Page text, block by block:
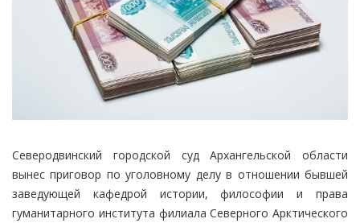
Северодвинский городской суд Архангельской области
вынес приговор по уголовному делу в отношении бывшей
заведующей кафедрой истории, философии и права
гуманитарного института филиала Северного Арктического